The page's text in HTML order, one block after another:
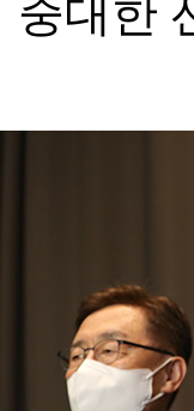
중대한